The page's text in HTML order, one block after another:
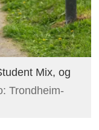
Mix, og
Trondheim-